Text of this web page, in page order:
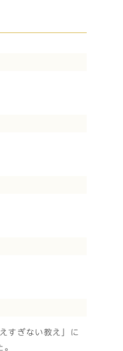
すぎない教え」に